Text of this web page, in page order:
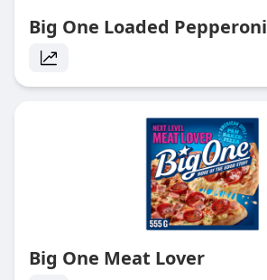
Big One Loaded Pepperoni
Big One Meat Lover